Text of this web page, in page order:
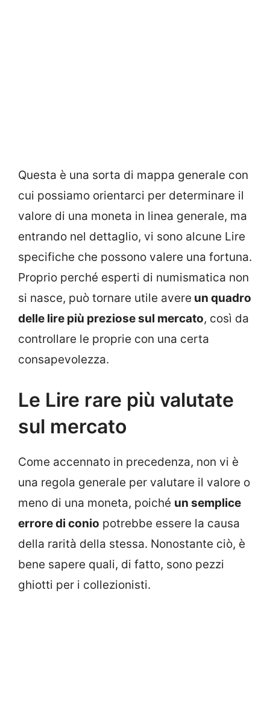
Questa è una sorta di mappa generale con
cui possiamo orientarci per determinare il
valore di una moneta in linea generale, ma
entrando nel dettaglio, vi sono alcune Lire
specifiche che possono valere una fortuna.
Proprio perché esperti di numismatica non
si nasce, può tornare utile avere un quadro
delle lire più preziose sul mercato, così da
controllare le proprie con una certa
consapevolezza.
Le Lire rare più valutate
sul mercato
Come accennato in precedenza, non vi è
una regola generale per valutare il valore o
meno di una moneta, poiché un semplice
errore di conio potrebbe essere la causa
della rarità della stessa. Nonostante ciò, è
bene sapere quali, di fatto, sono pezzi
ghiotti per i collezionisti.